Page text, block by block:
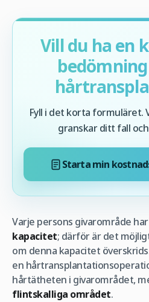
Vill du ha en
Fyll i det korta formuläret.
granskar ditt fall
Starta min
Varje persons givarområde
kapacitet; därför är det
om denna kapacitet
en
hårtätheten i givarområdet,
flintskalliga området.